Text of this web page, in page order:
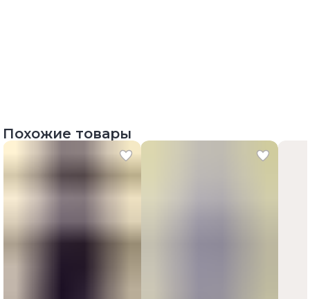
Похожие товары